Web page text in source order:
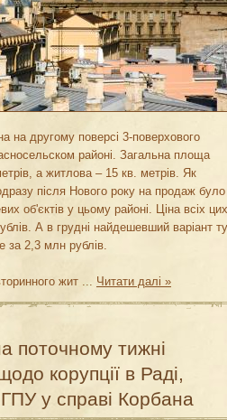
на другому поверсі 3-поверхового
районі. Загальна площа
а житлова – 15 кв. метрів. Як
після Нового року на продаж було
об'єктів у цьому районі. Ціна всіх цих
А в грудні найдешевший варіант
за 2,3 млн рублів.
жит ... Читати далі »
поточному тижні
корупції в Раді,
у справі Корбана